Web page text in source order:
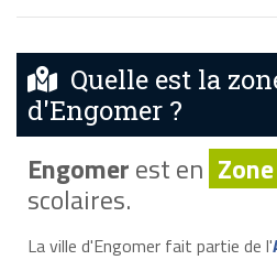
Quelle est la
d'Engomer ?
Engomerest en
scolaires.
La ville d'Engomer fait partie de l'